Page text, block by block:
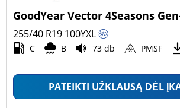
GoodYear Vector 4Seasons
255/40 R19 100YXL
C B 73 db PMSF
PATEIKTI UŽKLAUSĄ DĖL